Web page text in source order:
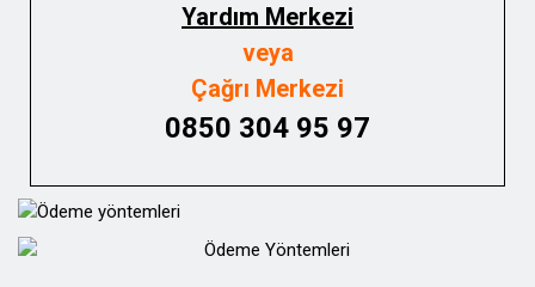
Yardım Merkezi
veya
Çağrı Merkezi
0850 304 95 97